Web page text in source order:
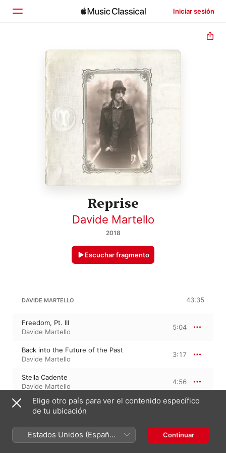
Iniciar sesión
Inicio
Reprise
Davide Martello
2018
Escuchar fragmento
DAVIDE MARTELLO 43:35
Freedom, Pt. III
Davide Martello
5:04
Back into the Future of the Past
Davide Martello
3:17
Stella Cadente
Davide Martello
4:56
First Scoolday
Davide Martello
Flowers
Davide Martello
1:53
Elige otro país para ver el contenido específico
de tu ubicación
Estados Unidos (Español
México)
Continuar